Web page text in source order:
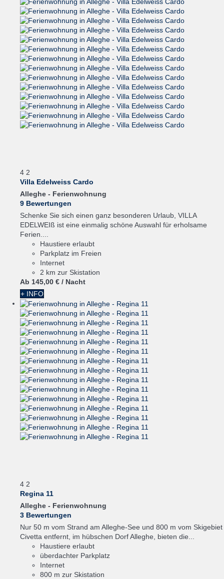
4 2
Villa Edelweiss Cardo
Alleghe - Ferienwohnung
9 Bewertungen
Schenke Sie sich einen ganz besonderen Urlaub, VILLA
EDELWEIß ist eine einmalig schöne Auswahl für erholsame
Ferien....
Haustiere erlaubt
Parkplatz im Freien
Internet
2 km zur Skistation
Ab 145,00 € / Nacht
+ INFO
4 2
Regina 11
Alleghe - Ferienwohnung
3 Bewertungen
Nur 50 m vom Strand am Alleghe-See und 800 m vom Skigebiet
Civetta entfernt, im hübschen Dorf Alleghe, bieten die...
Haustiere erlaubt
überdachter Parkplatz
Internet
800 m zur Skistation